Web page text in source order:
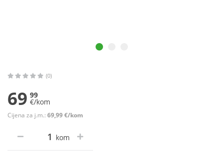
(0)
69 99
€/kom
Cijena za j.m.: 69,99 €/kom
kom